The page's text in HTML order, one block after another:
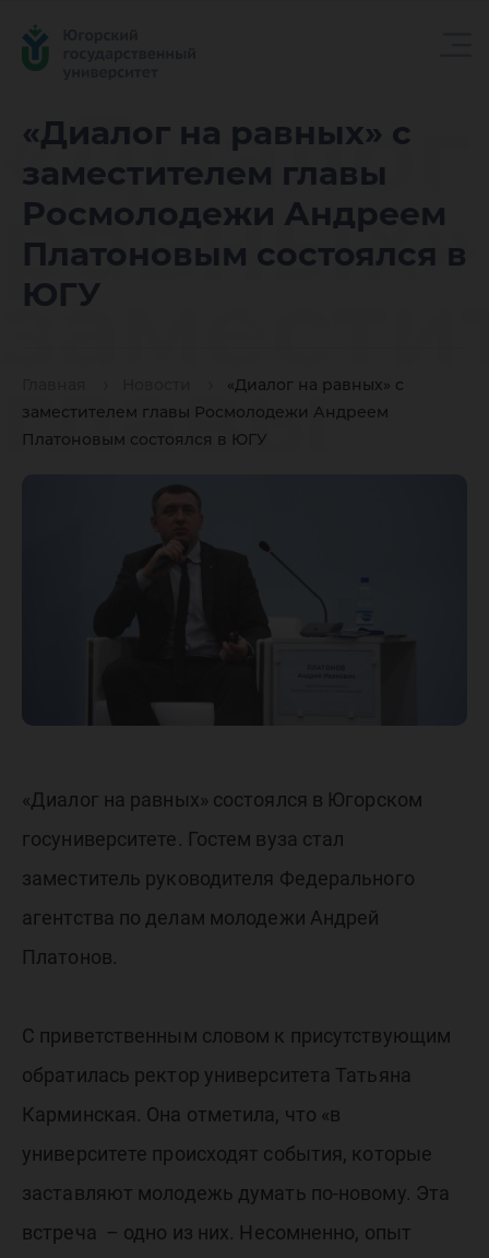
«Диалог на равных» с
заместителем главы
Росмолодежи Андреем
Платоновым состоялся в
ЮГУ
«Диалог на равных» с
заместителем главы Росмолодежи Андреем
Платоновым состоялся в ЮГУ
главы
ЮГУ
«Диалог на равных» состоялся в Югорском
госуниверситете. Гостем вуза стал
заместитель руководителя Федерального
агентства по делам молодежи Андрей
Платонов.
С приветственным словом к присутствующим
обратилась ректор университета Татьяна
Карминская. Она отметила, что «в
университете происходят события, которые
заставляют молодежь думать по-новому. Эта
встреча – одно из них. Несомненно, опыт